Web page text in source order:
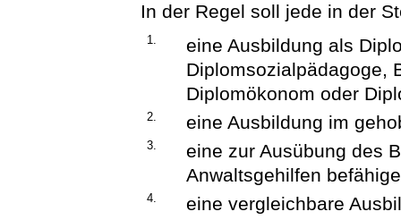
In der Regel soll jede in der
1.
eine Ausbildung als
Diplomsozialpädagoge,
Diplomökonom oder
2. eine Ausbildung im
3.
eine zur Ausübung des
Anwaltsgehilfen
4.
eine vergleichbare